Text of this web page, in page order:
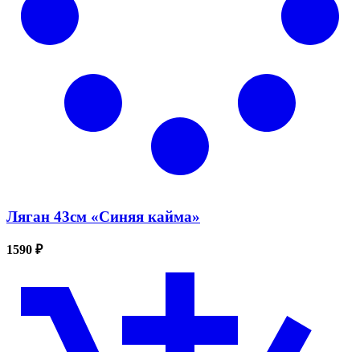
Ляган 43см «Синяя кайма»
1590 ₽